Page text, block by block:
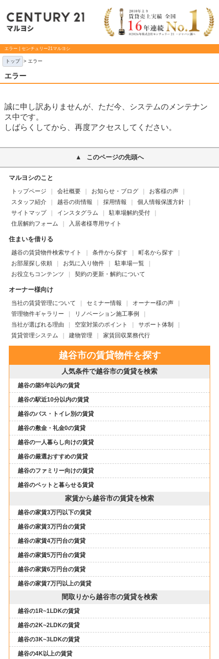
エラー | センチュリー21マルヨシ
トップ > エラー
エラー
誠に申し訳ありませんが、ただ今、システムのメンテナン
ス中です。
しばらくしてから、再度アクセスしてください。
このページの先頭へ
マルヨシのこと
トップページ 会社概要 お知らせ・ブログ
お客様の声
スタッフ紹介
越谷の街情報 採用情報
個人情報保護方針
サイトマップ
インスタグラム
駐車場解約受付
住居解約フォーム
入居者様専用サイト
住まいを借りる
越谷の賃貸物件検索サイト 条件から探す
町名から探す
お部屋探し依頼
お気に入り物件
駐車場一覧
お役立ちコンテンツ
契約の更新・解約について
オーナー様向け
当社の賃貸管理について セミナー情報
オーナー様の声
管理物件ギャラリー
リノベーション施工事例
当社が選ばれる理由
空室対策のポイント
サポート体制
賃貸管理システム
建物管理 家賃回収業務代行
越谷市の賃貸物件を探す
人気条件で越谷市の賃貸を検索
越谷の築5年以内の賃貸
越谷の駅近10分以内の賃貸
越谷のバス・トイレ別の賃貸
越谷の敷金・礼金0の賃貸
越谷の一人暮らし向けの賃貸
越谷の厳選おすすめの賃貸
越谷のファミリー向けの賃貸
越谷のペットと暮らせる賃貸
家賃から越谷市の賃貸を検索
越谷の家賃3万円以下の賃貸
越谷の家賃3万円台の賃貸
越谷の家賃4万円台の賃貸
越谷の家賃5万円台の賃貸
越谷の家賃6万円台の賃貸
越谷の家賃7万円以上の賃貸
間取りから越谷市の賃貸を検索
越谷の1R~1LDKの賃貸
越谷の2K~2LDKの賃貸
越谷の3K~3LDKの賃貸
越谷の4K以上の賃貸